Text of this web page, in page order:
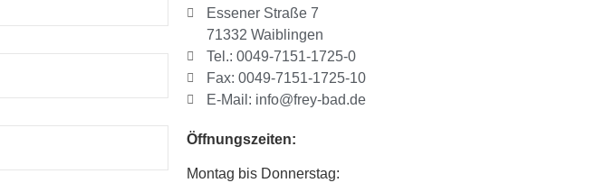
Essener Straße 7
71332 Waiblingen
Tel.: 0049-7151-1725-0
Fax: 0049-7151-1725-10
E-Mail: info@frey-bad.de
Öffnungszeiten:
Montag bis Donnerstag: